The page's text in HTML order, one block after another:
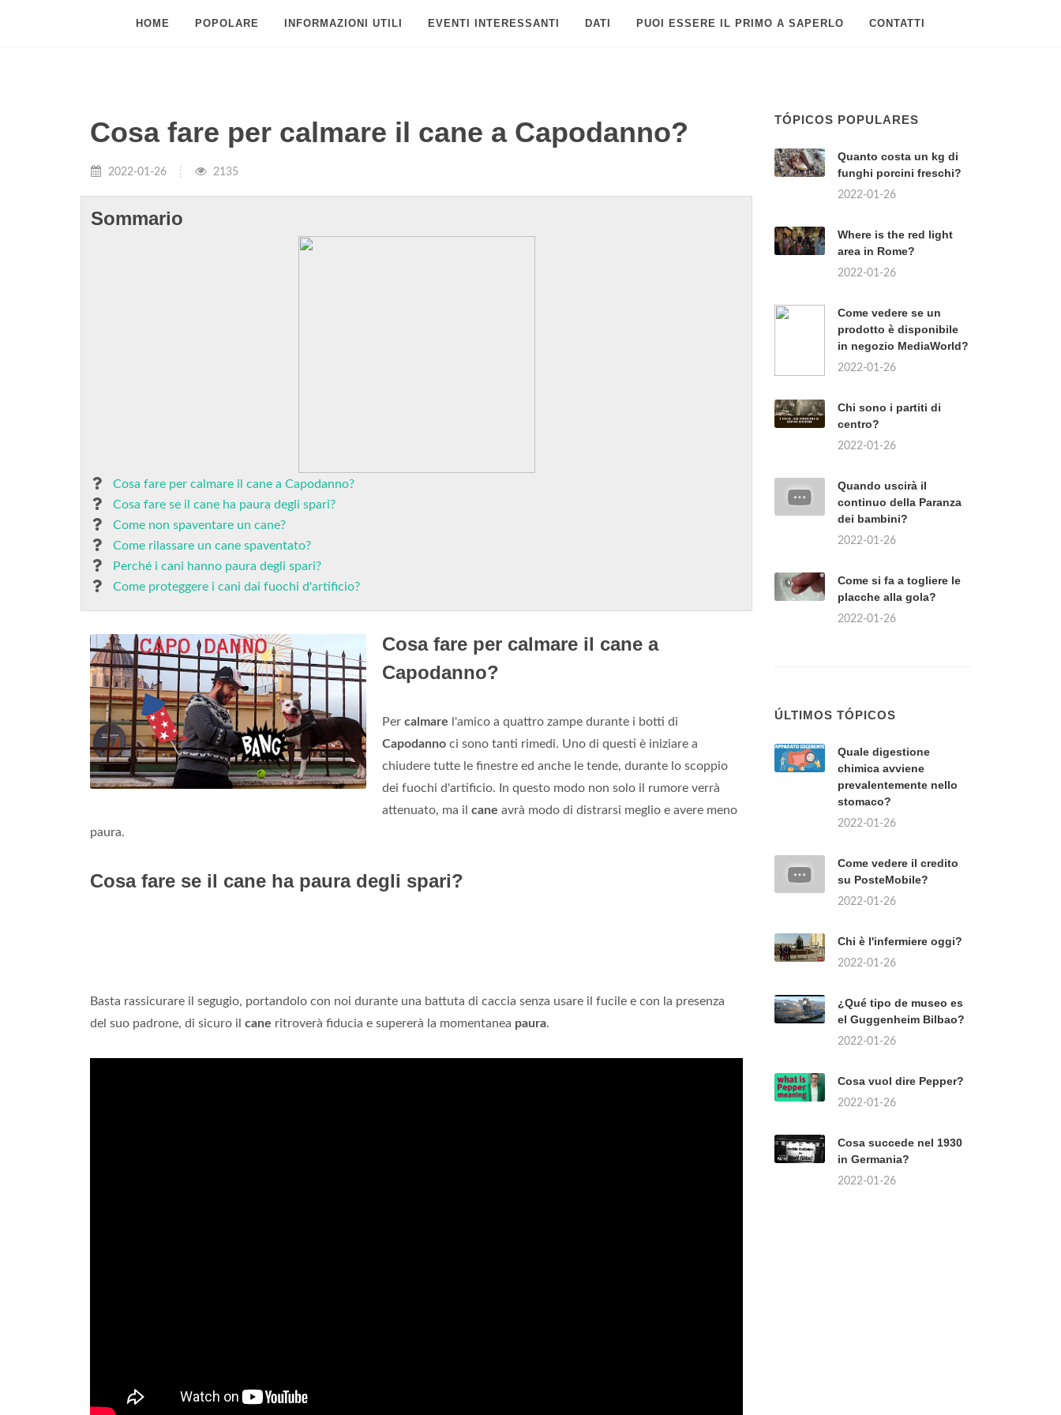
HOME POPOLARE INFORMAZIONI UTILI EVENTI INTERESSANTI DATI PUOI ESSERE IL PRIMO A SAPERLO CONTATTI
Cosa fare per calmare il cane a Capodanno?
2022-01-26 2135
Sommario
Cosa fare per calmare il cane a Capodanno?
Cosa fare se il cane ha paura degli spari?
Come non spaventare un cane?
Come rilassare un cane spaventato?
Perché i cani hanno paura degli spari?
Come proteggere i cani dai fuochi d'artificio?
Cosa fare per calmare il cane a
Capodanno?
Per calmare l'amico a quattro zampe durante i botti di
Capodanno ci sono tanti rimedi. Uno di questi è iniziare a
chiudere tutte le finestre ed anche le tende, durante lo scoppio
dei fuochi d'artificio. In questo modo non solo il rumore verrà
attenuato, ma il cane avrà modo di distrarsi meglio e avere meno
paura.
Cosa fare se il cane ha paura degli spari?
Basta rassicurare il segugio, portandolo con noi durante una battuta di caccia senza usare il fucile e con la presenza
del suo padrone, di sicuro il cane ritroverà fiducia e supererà la momentanea paura.
TÓPICOS POPULARES
Quanto costa un kg di
funghi porcini freschi?
2022-01-26
Where is the red light
area in Rome?
2022-01-26
Come vedere se un
prodotto è disponibile
in negozio MediaWorld?
2022-01-26
Chi sono i partiti di
centro?
2022-01-26
Quando uscirà il
continuo della Paranza
dei bambini?
2022-01-26
Come si fa a togliere le
placche alla gola?
2022-01-26
ÚLTIMOS TÓPICOS
Quale digestione
chimica avviene
prevalentemente nello
stomaco?
2022-01-26
Come vedere il credito
su PosteMobile?
2022-01-26
Chi è l'infermiere oggi?
2022-01-26
¿Qué tipo de museo es
el Guggenheim Bilbao?
2022-01-26
Cosa vuol dire Pepper?
2022-01-26
Cosa succede nel 1930
in Germania?
2022-01-26